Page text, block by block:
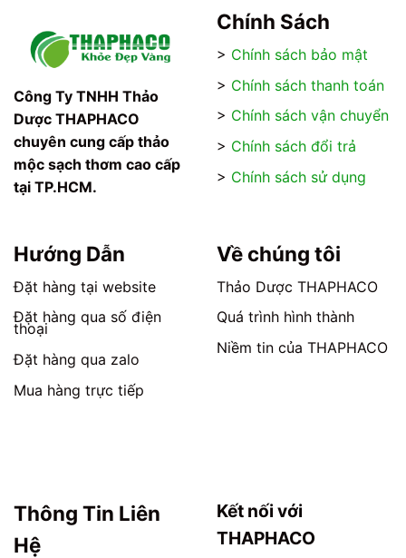
nhiều
biến
Các
tùy
chọn
có
thể
được
trang
sản
phẩm
có
nhiều
biến
Các
tùy
có
được
trang
sản
phẩm
Công Ty TNHH Thảo
Dược THAPHACO
chuyên cung cấp thảo
mộc sạch thơm cao cấp
tại TP.HCM.
Chính Sách
> Chính sách bảo mật
> Chính sách thanh toán
> Chính sách vận chuyển
> Chính sách đổi trả
> Chính sách sử dụng
Hướng Dẫn
Đặt hàng tại website
Đặt hàng qua số điện
thoại
Đặt hàng qua zalo
Mua hàng trực tiếp
Về chúng tôi
Thảo Dược THAPHACO
Quá trình hình thành
Niềm tin của THAPHACO
Thông Tin Liên
Hệ
Kết nối với
THAPHACO